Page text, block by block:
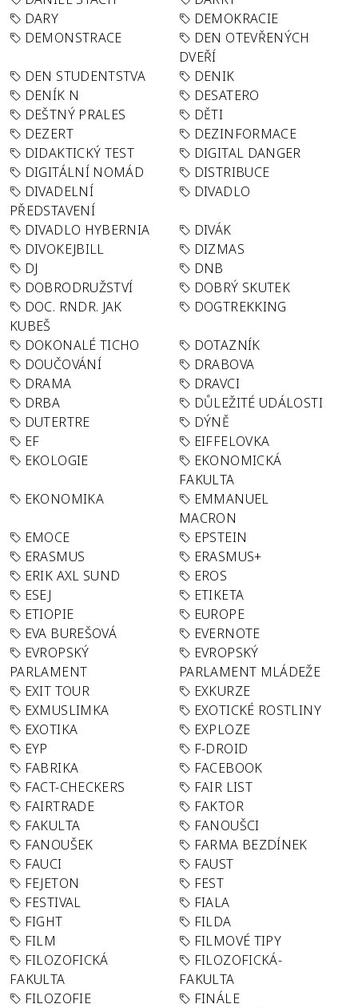
DARY
DEMOKRACIE
DEMONSTRACE
DEN OTEVŘENÝCH
DVEŘÍ
DEN STUDENTSTVA
DENIK
DENÍK N
DESATERO
DEŠTNÝ PRALES
DĚTI
DEZERT
DEZINFORMACE
DIDAKTICKÝ TEST
DIGITAL DANGER
DIGITÁLNÍ NOMÁD
DISTRIBUCE
DIVADELNÍ
PŘEDSTAVENÍ
DIVADLO
DIVADLO HYBERNIA
DIVÁK
DIVOKEJBILL
DIZMAS
DJ
DNB
DOBRODRUŽSTVÍ
DOBRÝ SKUTEK
DOC. RNDR. JAK
KUBEŠ
DOGTREKKING
DOKONALÉ TICHO
DOTAZNÍK
DOUČOVÁNÍ
DRABOVA
DRAMA
DRAVCI
DRBA
DŮLEŽITÉ UDÁLOSTI
DUTERTRE
DÝNĚ
EF
EIFFELOVKA
EKOLOGIE
EKONOMICKÁ
FAKULTA
EKONOMIKA
EMMANUEL
MACRON
EMOCE
EPSTEIN
ERASMUS
ERASMUS+
ERIK AXL SUND
EROS
ESEJ
ETIKETA
ETIOPIE
EUROPE
EVA BUREŠOVÁ
EVERNOTE
EVROPSKÝ
PARLAMENT
EVROPSKÝ
PARLAMENT MLÁDEŽE
EXIT TOUR
EXKURZE
EXMUSLIMKA
EXOTICKÉ ROSTLINY
EXOTIKA
EXPLOZE
EYP
F-DROID
FABRIKA
FACEBOOK
FACT-CHECKERS
FAIR LIST
FAIRTRADE
FAKTOR
FAKULTA
FANOUŠCI
FANOUŠEK
FARMA BEZDÍNEK
FAUCI
FAUST
FEJETON
FEST
FESTIVAL
FIALA
FIGHT
FILDA
FILM
FILMOVÉ TIPY
FILOZOFICKÁ
FAKULTA
FILOZOFICKÁ-
FAKULTA
FILOZOFIE
FINÁLE